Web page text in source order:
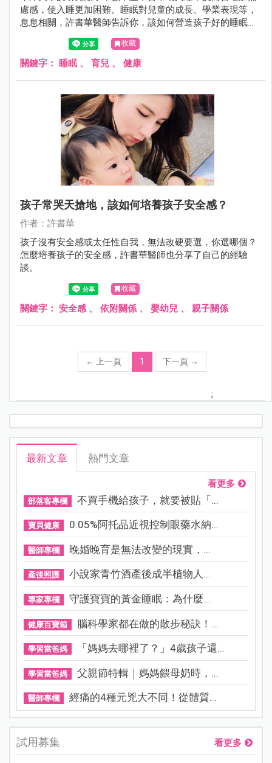
慮感，使入睡更加困難。睡眠對兒童的成長、學業表現等，
息息相關，許書華醫師告訴你，該如何營造孩子好的睡眠環
收藏
關鍵字： 睡眠、 育兒 、 健康
孩子常哭天搶地，該如何培養孩子安全感？
作者：許書華
孩子沒有安全感或太任性自我，無法改硬要選，你選哪個？
怎麼培養孩子的安全感，許書華醫師也分享了自己的經驗
談。
收藏
關鍵字： 安全感 、 依附關係 、 嬰幼兒 、 親子關係
← 上一頁 1 下一頁 →
;
最新文章 熱門文章
看更多
部落客專欄 不買手機給孩子，就要被貼「...
寶貝健康 0.05%阿托品近視控制眼藥水納...
醫師專欄 晚婚晚育是無法改變的現實，...
產後照護 小說家青竹酒產後成半植物人...
專家專欄 守護寶寶的黃金睡眠：為什麼...
健康百寶箱 腦科學家都在做的散步秘訣！...
學習當爸媽 「媽媽去哪裡了？」4歲孩子還...
學習當爸媽 父親節特輯｜媽媽餵母奶時，...
醫師專欄 經痛的4種元兇大不同！從體質...
試用募集 看更多